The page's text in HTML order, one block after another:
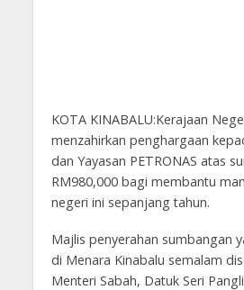
KOTA KINABALU:Kerajaan
menzahirkan penghargaan
dan Yayasan PETRONAS atas
RM980,000 bagi membantu
negeri ini sepanjang tahun.
Majlis penyerahan sumbangan
di Menara Kinabalu semalam
Menteri Sabah, Datuk Seri